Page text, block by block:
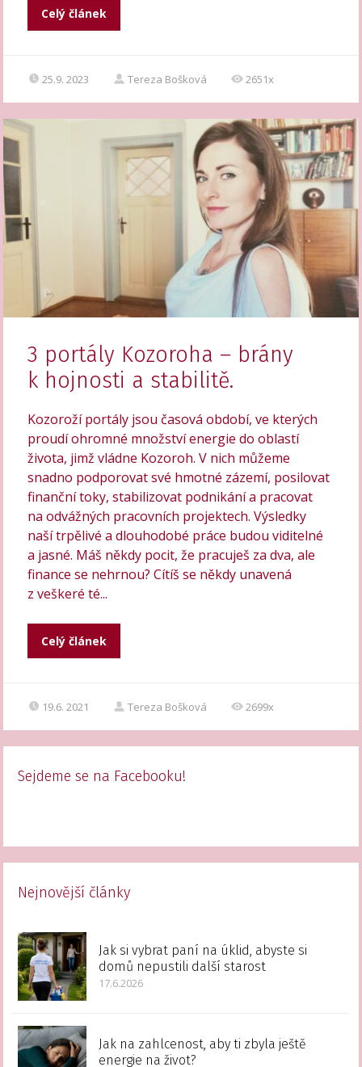
Celý článek
25.9. 2023 Tereza Bošková 2651x
3 portály Kozoroha – brány
k hojnosti a stabilitě.
Kozoroží portály jsou časová období, ve kterých
proudí ohromné množství energie do oblastí
života, jimž vládne Kozoroh. V nich můžeme
snadno podporovat své hmotné zázemí, posilovat
finanční toky, stabilizovat podnikání a pracovat
na odvážných pracovních projektech. Výsledky
naší trpělivé a dlouhodobé práce budou viditelné
a jasné. Máš někdy pocit, že pracuješ za dva, ale
finance se nehrnou? Cítíš se někdy unavená
z veškeré té...
Celý článek
19.6. 2021 Tereza Bošková 2699x
Sejdeme se na Facebooku!
Nejnovější články
Jak si vybrat paní na úklid, abyste si
domů nepustili další starost
17.6.2026
Jak na zahlcenost, aby ti zbyla ještě
energie na život?